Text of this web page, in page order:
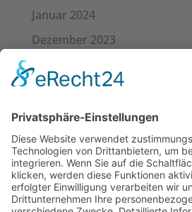
Januar 2024
Dezember 2023
November 2023
September 2023
Kategorien
Allgemein
Meta